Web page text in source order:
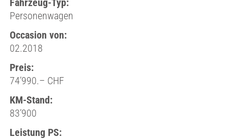
Fahrzeug-Typ:
Personenwagen
Occasion von:
02.2018
Preis:
74’990.– CHF
KM-Stand:
83’900
Leistung PS: